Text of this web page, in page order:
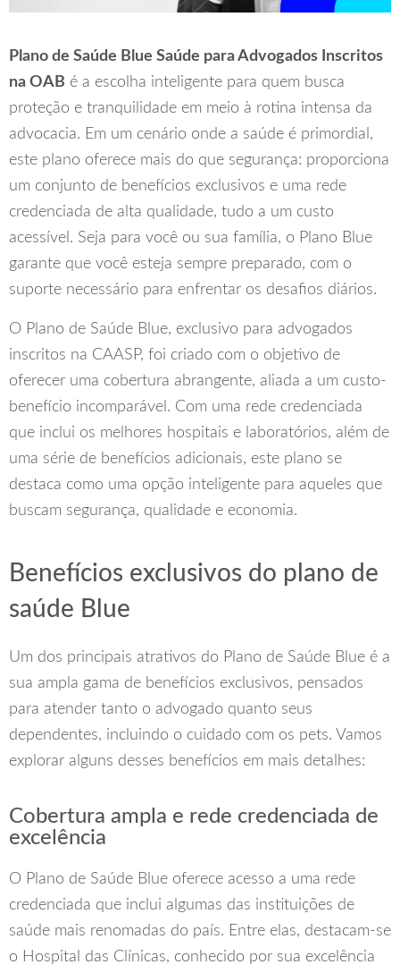
Plano de Saúde Blue Saúde para Advogados Inscritos
na OAB é a escolha inteligente para quem busca
proteção e tranquilidade em meio à rotina intensa da
advocacia. Em um cenário onde a saúde é primordial,
este plano oferece mais do que segurança: proporciona
um conjunto de benefícios exclusivos e uma rede
credenciada de alta qualidade, tudo a um custo
acessível. Seja para você ou sua família, o Plano Blue
garante que você esteja sempre preparado, com o
suporte necessário para enfrentar os desafios diários.
O Plano de Saúde Blue, exclusivo para advogados
inscritos na CAASP, foi criado com o objetivo de
oferecer uma cobertura abrangente, aliada a um custo-
benefício incomparável. Com uma rede credenciada
que inclui os melhores hospitais e laboratórios, além de
uma série de benefícios adicionais, este plano se
destaca como uma opção inteligente para aqueles que
buscam segurança, qualidade e economia.
Benefícios exclusivos do plano de
saúde Blue
Um dos principais atrativos do Plano de Saúde Blue é a
sua ampla gama de benefícios exclusivos, pensados
para atender tanto o advogado quanto seus
dependentes, incluindo o cuidado com os pets. Vamos
explorar alguns desses benefícios em mais detalhes:
Cobertura ampla e rede credenciada de
excelência
O Plano de Saúde Blue oferece acesso a uma rede
credenciada que inclui algumas das instituições de
saúde mais renomadas do país. Entre elas, destacam-se
o Hospital das Clínicas, conhecido por sua excelência